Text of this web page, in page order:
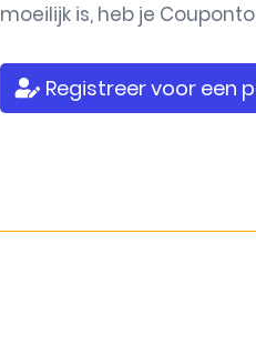
moeilijk is, heb je
Registreer voor een